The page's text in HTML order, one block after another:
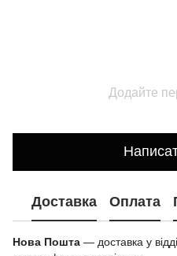
Додайте
Доставка Оплата
Нова Пошта — доставка у